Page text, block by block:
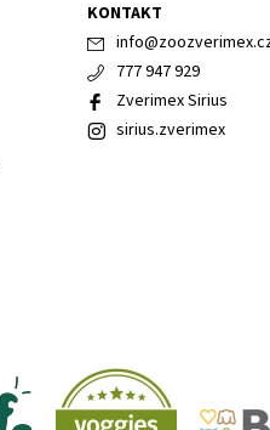
KONTAKT
info@
777 947 929
Zverimex Sirius
sirius.zverimex